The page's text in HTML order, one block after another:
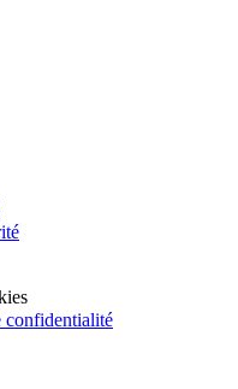
confidentialité